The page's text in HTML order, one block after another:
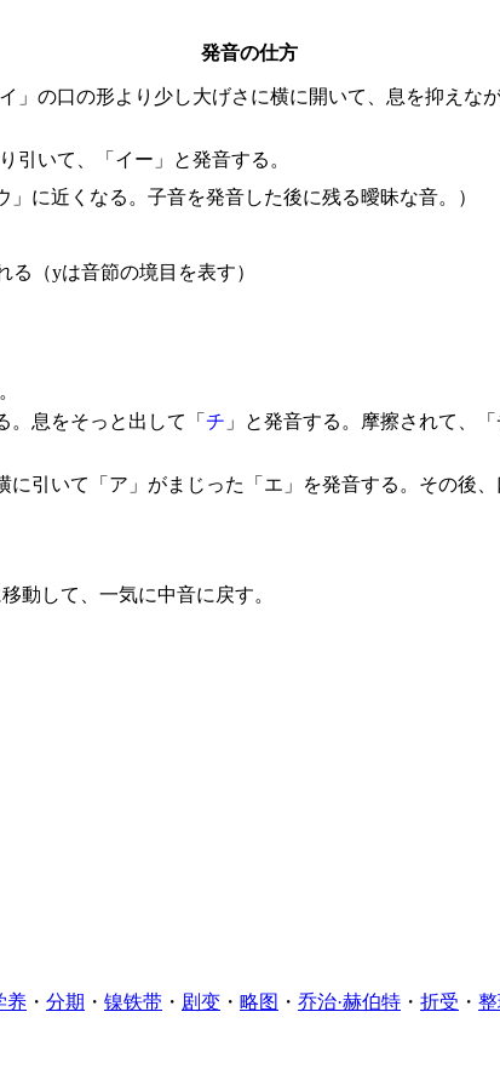
発音の仕方
」の口の形より少し大げさに横に開いて、息を抑え
引いて、「イー」と発音する。
に近くなる。子音を発音した後に残る曖昧な音。）
る（yは音節の境目を表す）
。息をそっと出して「 チ 」と発音する。摩擦されて、
に引いて「ア」がまじった「エ」を発音する。その後
動して、一気に中音に戻す。
养 ・ 分期 ・ 镍铁带 ・ 剧变 ・ 略图 ・ 乔治·赫伯特 ・ 折受 ・